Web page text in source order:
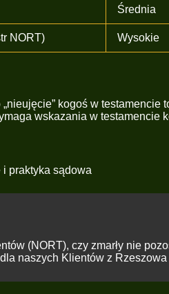
Średnia
NORT) Wysokie
kogoś w
wskazania w
praktyka sądowa
(NORT), czy zmarły nie
naszych Klientów z Rzeszowa